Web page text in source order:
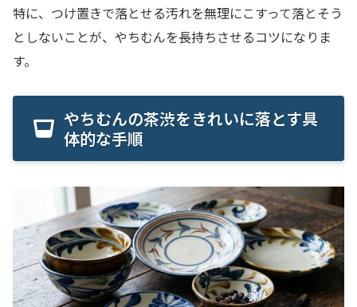
特に、つけ置きで落とせる汚れを無理にこすって落とそう
としないことが、やちむんを長持ちさせるコツになりま
す。
やちむんの茶渋をきれいに落とす具
体的な手順